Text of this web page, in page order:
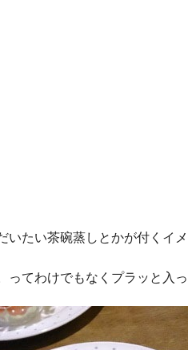
たい茶碗蒸しとかが付くイメ
てわけでもなくプラッと入